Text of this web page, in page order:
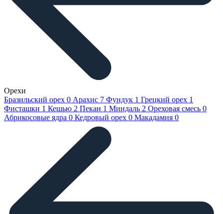
Орехи
Бразильский орех 0 Арахис 7 Фундук 1 Грецкий орех 1
Фисташки 1 Кешью 2 Пекан 1 Миндаль 2 Ореховая смесь 0
Абрикосовые ядра 0 Кедровый орех 0 Макадамия 0